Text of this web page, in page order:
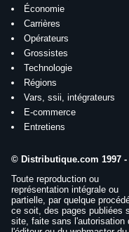
Économie
Carrières
Opérateurs
Grossistes
Technologie
Régions
Vars, ssii, intégrateurs
E-commerce
Entretiens
© Distributique.com 1997 -
Toute reproduction ou
représentation intégrale ou
partielle, par quelque
ce soit, des pages publiées
site, faite sans l'autorisation